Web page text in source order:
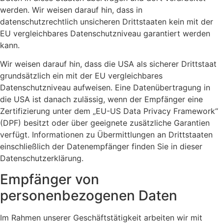
werden. Wir weisen darauf hin, dass in
datenschutzrechtlich unsicheren Drittstaaten kein mit der
EU vergleichbares Datenschutzniveau garantiert werden
kann.
Wir weisen darauf hin, dass die USA als sicherer Drittstaat
grundsätzlich ein mit der EU vergleichbares
Datenschutzniveau aufweisen. Eine Datenübertragung in
die USA ist danach zulässig, wenn der Empfänger eine
Zertifizierung unter dem „EU-US Data Privacy Framework“
(DPF) besitzt oder über geeignete zusätzliche Garantien
verfügt. Informationen zu Übermittlungen an Drittstaaten
einschließlich der Datenempfänger finden Sie in dieser
Datenschutzerklärung.
Empfänger von
personenbezogenen Daten
Im Rahmen unserer Geschäftstätigkeit arbeiten wir mit